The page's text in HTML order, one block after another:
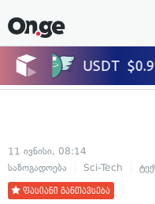
11 ივნისი, 08:14
საზოგადოება
Sci-Tech
ფასიანი განთავსება